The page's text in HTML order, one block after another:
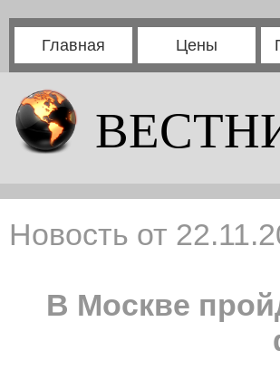
Главная Цены
Новость от
В Москве